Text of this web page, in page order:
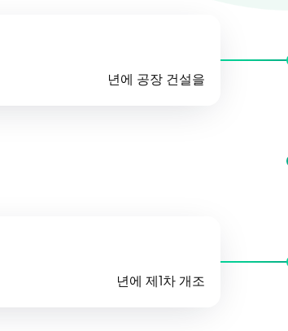
년에 공장 건설을
년에 제1차 개조